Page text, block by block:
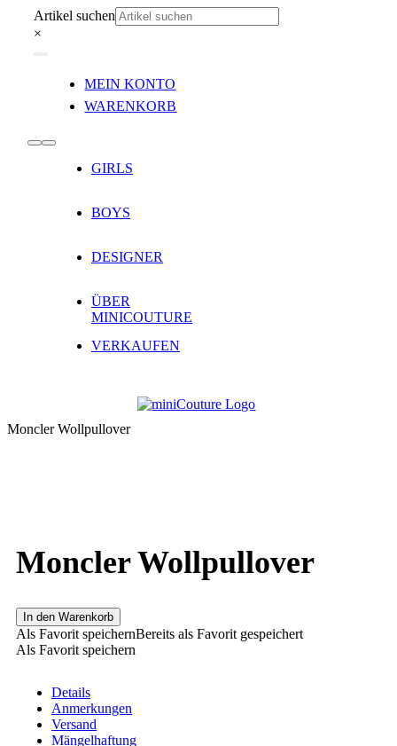
Inhalt
Artikel suchen
×
Navigation
MEIN KONTO
WARENKORB
Toggle
Navigation
GIRLS
BOYS
DESIGNER
ÜBER
MINICOUTURE
VERKAUFEN
Moncler Wollpullover
Moncler Wollpullover
In den Warenkorb
Als Favorit speichernBereits als Favorit gespeichert
Als Favorit speichern
Details
Anmerkungen
Versand
Mängelhaftung